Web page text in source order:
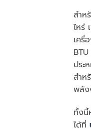
สำห
ไหร่
เครื่
ประ
สำห
พลัง
ทั้งนี้
ได้ที่